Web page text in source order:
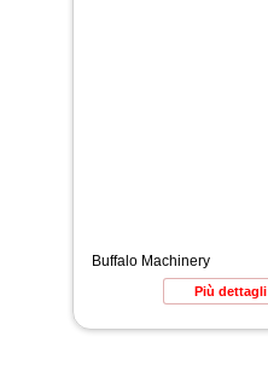
Buffalo Machinery
Più dettagli